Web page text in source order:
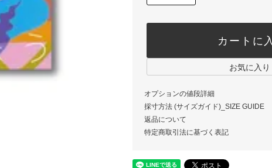
カートに
お気に入り
オプションの値段詳細
採寸方法 (サイズガイド)_SIZE GUIDE
返品について
特定商取引法に基づく表記